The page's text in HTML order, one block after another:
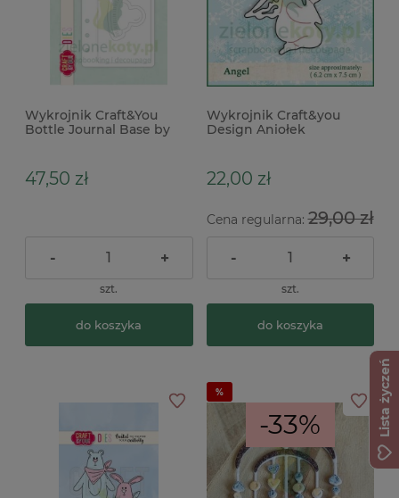
Wykrojnik Craft&You
Bottle Journal Base by
47,50 zł
- +
szt.
do koszyka
Wykrojnik Craft&you
Design Aniołek
22,00 zł
Cena regularna:29,00 zł
- +
szt.
do koszyka
-33% Lista życzeń